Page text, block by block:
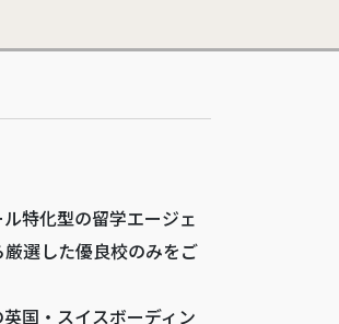
特化型の留学エージェ
選した優良校のみをご
国・スイスボーディン